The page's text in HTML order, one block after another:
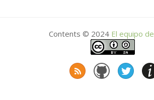
Contents © 2024 El equipo de